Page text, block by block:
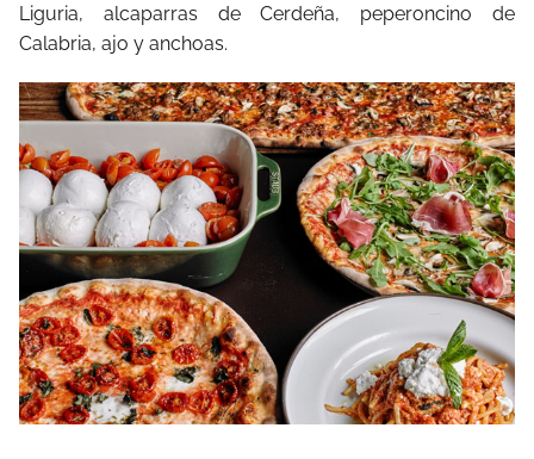
Liguria, alcaparras de Cerdeña, peperoncino de
Calabria, ajo y anchoas.